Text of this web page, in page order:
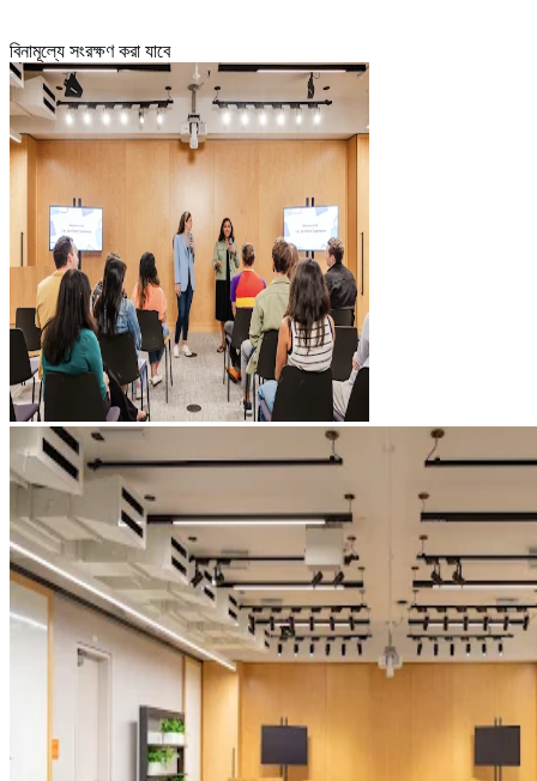
বিনামূল্যে সংরক্ষণ করা যাবে